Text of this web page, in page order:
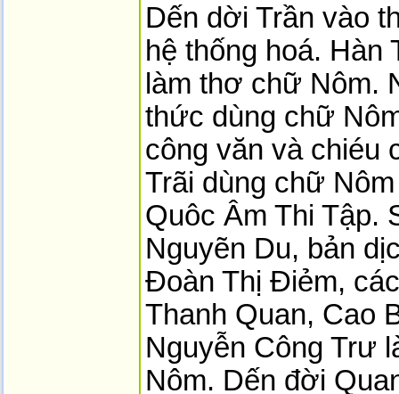
Dến dời Trần vào
hệ thống hoá.
làm thơ chữ Nôm.
thức dùng chữ
công văn và chiéu
Trãi dùng chữ
Quôc Âm Thi Tập.
Nguyẽn Du, bản
Đoàn Thị Điẻm,
Thanh Quan, Cao
Nguyễn Công Trư
Nôm. Dến đời